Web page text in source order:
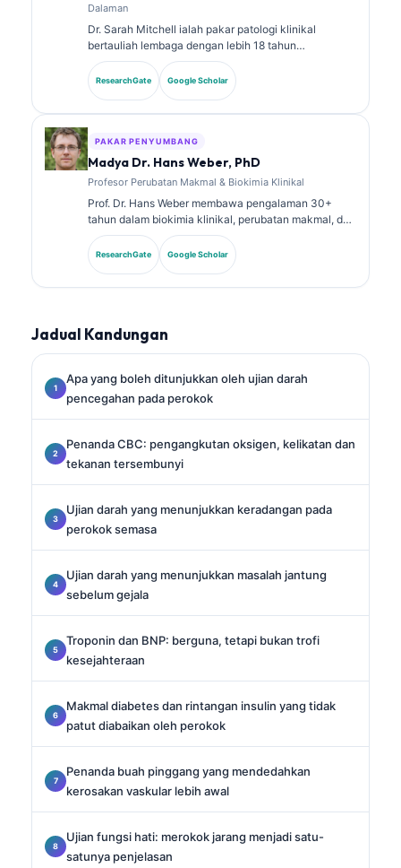
Dalaman
Dr. Sarah Mitchell ialah pakar patologi klinikal
bertauliah lembaga dengan lebih 18 tahun
pengalaman dalam perubatan makmal dan analisis
diagnostik. Beliau memiliki pensijilan kepakaran
dalam kimia klinikal dan telah menerbitkan secara
ResearchGate Google Scholar
PAKAR PENYUMBANG
Madya Dr. Hans Weber, PhD
Profesor Perubatan Makmal & Biokimia Klinikal
Prof. Dr. Hans Weber membawa pengalaman 30+
tahun dalam biokimia klinikal, perubatan makmal, dan
penyelidikan biomarker. Bekas Presiden Persatuan
Kimia Klinikal Jerman, beliau pakar dalam analisis
panel diagnostik, penyeragaman biomarker, dan
ResearchGate Google Scholar
Jadual Kandungan
Apa yang boleh ditunjukkan oleh ujian darah
pencegahan pada perokok
Penanda CBC: pengangkutan oksigen, kelikatan dan
tekanan tersembunyi
Ujian darah yang menunjukkan keradangan pada
perokok semasa
Ujian darah yang menunjukkan masalah jantung
sebelum gejala
Troponin dan BNP: berguna, tetapi bukan trofi
kesejahteraan
Makmal diabetes dan rintangan insulin yang tidak
patut diabaikan oleh perokok
Penanda buah pinggang yang mendedahkan
kerosakan vaskular lebih awal
Ujian fungsi hati: merokok jarang menjadi satu-
satunya penjelasan